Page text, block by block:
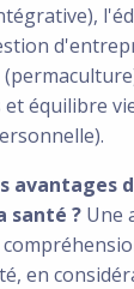
équilibre
avantages
santé ? Une
en